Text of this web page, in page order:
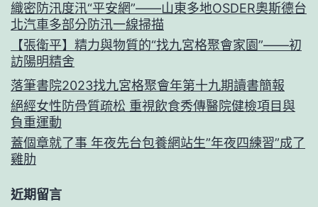
織密防汛度汛“平安網”——山東多地OSDER奧斯德台
北汽車多部分防汛一線掃描
【張衛平】精力與物質的“找九宮格聚會家園”——初
訪陽明精舍
落筆書院2023找九宮格聚會年第十九期讀書簡報
絕經女性防骨質疏松 重視飲食秀傳醫院健檢項目與
負重運動
蓋個章就了事 年夜先台包養網站生”年夜四練習”成了
雞肋
近期留言